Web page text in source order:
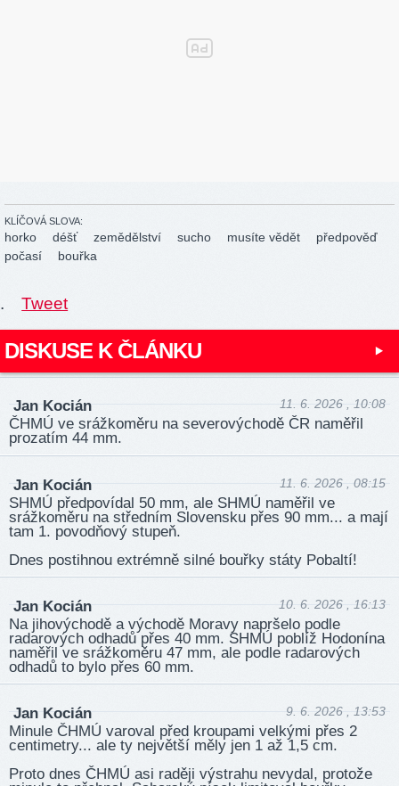
KLÍČOVÁ SLOVA:
horko déšť zemědělství sucho musíte vědět
předpověď
počasí
bouřka
. Tweet
DISKUSE K ČLÁNKU
Jan Kocián 11. 6. 2026 , 10:08
ČHMÚ ve srážkoměru na severovýchodě ČR naměřil
prozatím 44 mm.
Jan Kocián 11. 6. 2026 , 08:15
SHMÚ předpovídal 50 mm, ale SHMÚ naměřil ve
srážkoměru na středním Slovensku přes 90 mm... a mají
tam 1. povodňový stupeň.
Dnes postihnou extrémně silné bouřky státy Pobaltí!
Jan Kocián 10. 6. 2026 , 16:13
Na jihovýchodě a východě Moravy napršelo podle
radarových odhadů přes 40 mm. SHMÚ poblíž Hodonína
naměřil ve srážkoměru 47 mm, ale podle radarových
odhadů to bylo přes 60 mm.
Jan Kocián 9. 6. 2026 , 13:53
Minule ČHMÚ varoval před kroupami velkými přes 2
centimetry... ale ty největší měly jen 1 až 1,5 cm.
Proto dnes ČHMÚ asi raději výstrahu nevydal, protože